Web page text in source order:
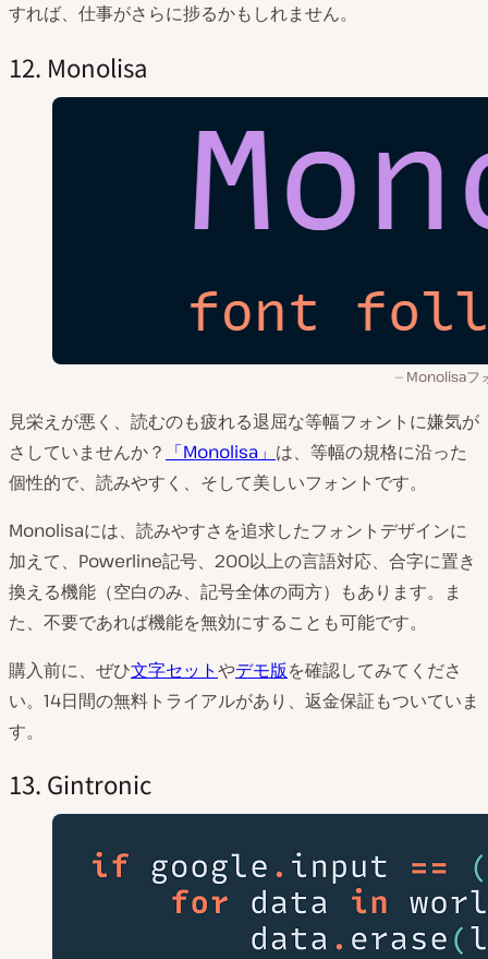
すれば、仕事がさらに捗るかもしれません。
12. Monolisa
Monolisaフ
見栄えが悪く、読むのも疲れる退屈な等幅フォントに嫌気が
さしていませんか？ 「Monolisa」 は、等幅の規格に沿った
個性的で、読みやすく、そして美しいフォントです。
Monolisaには、読みやすさを追求したフォントデザインに
加えて、Powerline記号、200以上の言語対応、合字に置き
換える機能（空白のみ、記号全体の両方）もあります。ま
た、不要であれば機能を無効にすることも可能です。
購入前に、ぜひ文字セットやデモ版を確認してみてくださ
い。14日間の無料トライアルがあり、返金保証もついていま
す。
13. Gintronic